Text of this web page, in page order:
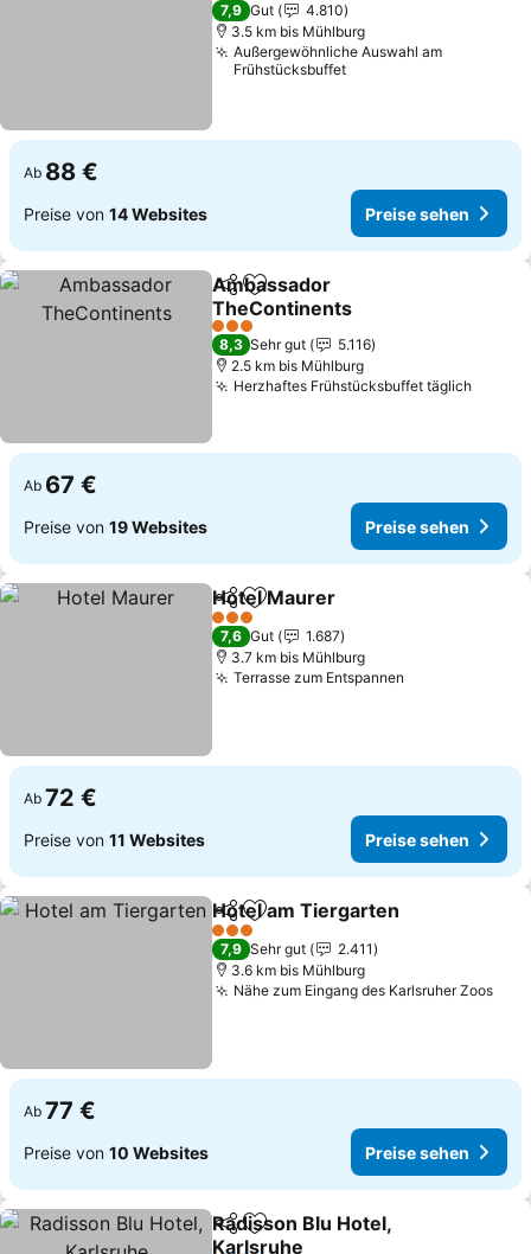
7,9 Gut
4.810
3.5 km bis Mühlburg
Außergewöhnliche Auswahl am
Frühstücksbuffet
Ab 88 €
Preise von 14 Websites Preise sehen
TeilenZu Favoriten hinzufügen
Ambassador
TheContinents
3 Sterne
8,3 Sehr gut
5.116
2.5 km bis Mühlburg
Herzhaftes Frühstücksbuffet täglich
Ab 67 €
Preise von 19 Websites Preise sehen
TeilenZu Favoriten hinzufügen
Hotel Maurer
3 Sterne
7,6 Gut
1.687
3.7 km bis Mühlburg
Terrasse zum Entspannen
Ab 72 €
Preise von 11 Websites Preise sehen
TeilenZu Favoriten hinzufügen
Hotel am Tiergarten
3 Sterne
7,9 Sehr gut
2.411
3.6 km bis Mühlburg
Nähe zum Eingang des Karlsruher Zoos
Ab 77 €
Preise von 10 Websites Preise sehen
TeilenZu Favoriten hinzufügen
Radisson Blu Hotel,
Karlsruhe